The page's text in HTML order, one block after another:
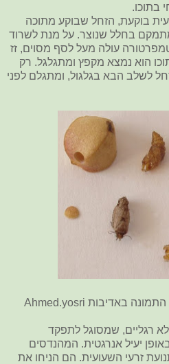
בתוכו.
בוקעת, הזחל שבוקע מתוכה
בחלל שנוצר. על מנת לשרוד
עולה מעל לסף מסוים, זז
הוא נמצא מקפץ ומתגלגל. רק
לשלב הבא בגלגול, ומתגלם לפני
רגליים, שמסוגל לתפקד
יעיל אנרגטית. המהנדסים
זרעי השעועית. הם הניחו את